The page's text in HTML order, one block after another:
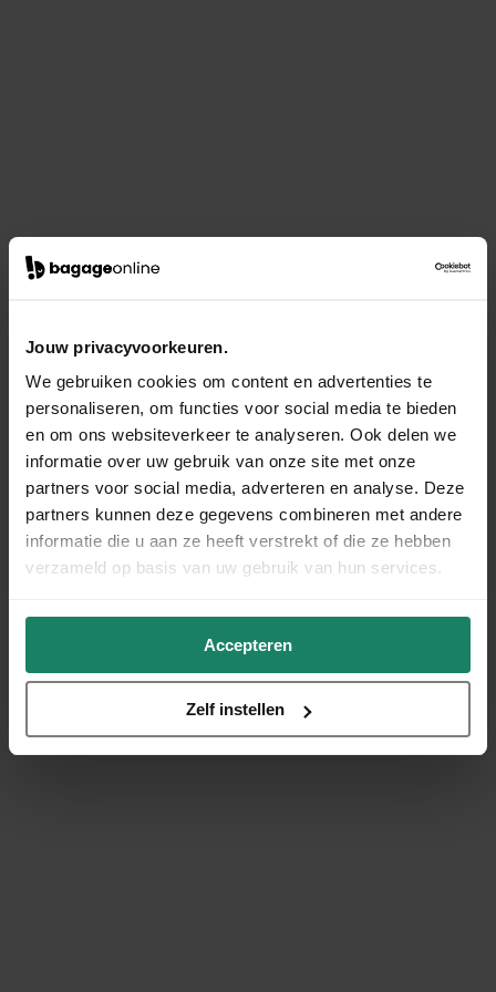
Jouw privacyvoorkeuren.
We gebruiken cookies om content en advertenties te
personaliseren, om functies voor social media te bieden
en om ons websiteverkeer te analyseren. Ook delen we
informatie over uw gebruik van onze site met onze
partners voor social media, adverteren en analyse. Deze
partners kunnen deze gegevens combineren met andere
informatie die u aan ze heeft verstrekt of die ze hebben
verzameld op basis van uw gebruik van hun services.
Accepteren
Zelf instellen